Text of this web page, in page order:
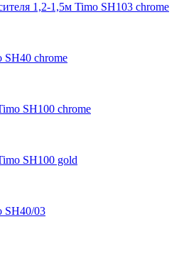
1,2-1,5м Timo SH103 chrome
chrome
SH100 chrome
SH100 gold
SH40/03